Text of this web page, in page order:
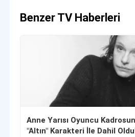
Benzer TV Haberleri
Anne Yarısı Oyuncu
"Altın" Karakteri İle Dahil